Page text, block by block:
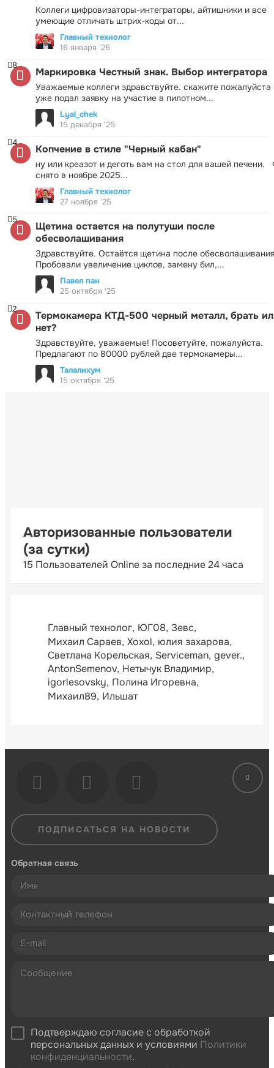
Коллеги цифровизаторы-интеграторы, айтишники и все
умеющие отличать штрих-коды от...
Главный технолог
16 января '26
Маркировка Честный знак. Выбор интегратора
Уважаемые коллеги здравствуйте. скажите пожалуйста
уже подал заявку на участие в пилотном...
8
Lyal_chek
15 декабря '25
Копчение в стиле "Черный кабан"
ну или креазот и деготь вам на стол для вашей печени.
снято в ноябре 2025...
4
Главный технолог
27 ноября '25
Щетина остается на полутуши после
обесволашивания
Здравствуйте. Остаётся щетина после
Пробовали увеличение циклов, замену бил,...
5
Павел пан
25 октября '25
Термокамера КТД-500 черный металл, брать
нет?
Здравствуйте, уважаемые! Посоветуйте, пожалуйста.
Предлагают по 80000 рублей две термокамеры...
2
Талалихум
15 октября '25
Авторизованные пользователи
(за сутки)
15 Пользователей Online за последние 24 часа
Главный технолог ЮГ08 Зевс
Михаил Сараев Xoxol юлия захарова
Светлана Корельская Serviceman gever.
AntonSemenov Нетычук Владимир
igorlesovsky Полина Игоревна
Михаил89 Ильшат
ПОДПИСАТЬСЯ НА НОВОСТИ
Обратная связь
Подтверждаю согласие с обработкой
персональных данных и условиями Политики
конфиденциальности.